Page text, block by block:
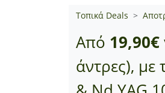
Τοπικά Deals
Από 19,90€
άντρες),